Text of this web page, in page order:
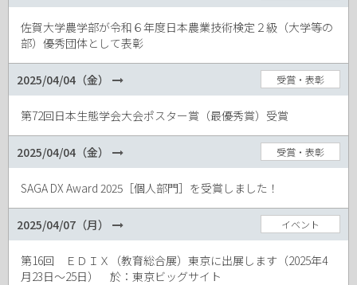
佐賀大学農学部が令和６年度日本農業技術検定２級（大学等の
部）優秀団体として表彰
2025/04/04（金）
第72回日本生態学会大会ポスター賞（最優秀賞）受賞
受賞・表彰
2025/04/04（金）
SAGA DX Award 2025［個人部門］を受賞しました！
受賞・表彰
2025/04/07（月）
第16回 ＥＤＩＸ（教育総合展）東京に出展します（2025年4
月23日～25日） 於：東京ビッグサイト
イベント